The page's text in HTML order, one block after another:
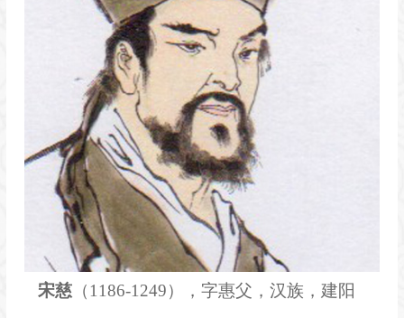
宋慈（1186-1249），字惠父，汉族， 建阳